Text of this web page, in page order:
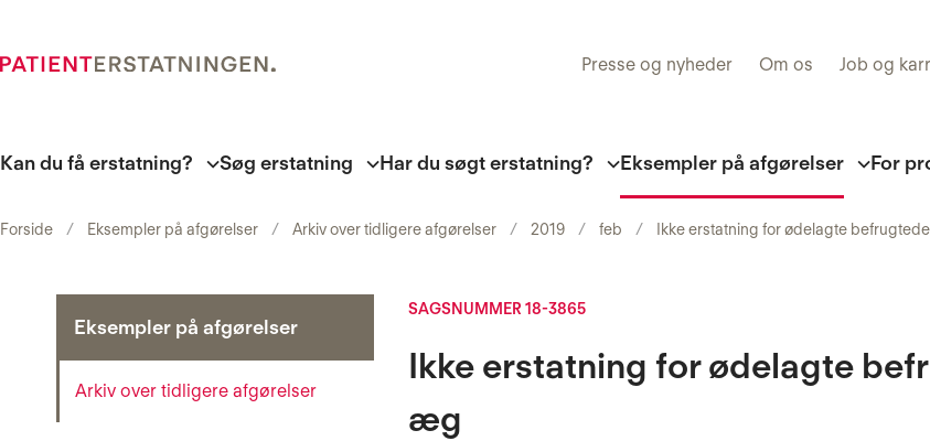
Presse og nyheder Om os Job og
Kan du få erstatning? Søg erstatning Har du søgt erstatning? Eksempler på afgørelser For
Forside Eksempler på afgørelser Arkiv over tidligere afgørelser 2019 feb Ikke erstatning for ødelagte
Eksempler på afgørelser
Arkiv over tidligere afgørelser
SAGSNUMMER 18-3865
Ikke erstatning for ødelagte
æg